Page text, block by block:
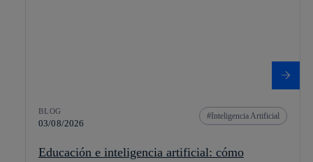
BLOG
03/08/2026
Inteligencia Artificial
Educación e inteligencia artificial: cómo